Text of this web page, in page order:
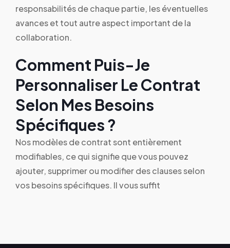
responsabilités de chaque partie, les éventuelles
avances et tout autre aspect important de la
collaboration.
Comment Puis-Je
Personnaliser Le Contrat
Selon Mes Besoins
Spécifiques ?
Nos modèles de contrat sont entièrement
modifiables, ce qui signifie que vous pouvez
ajouter, supprimer ou modifier des clauses selon
vos besoins spécifiques. Il vous suffit